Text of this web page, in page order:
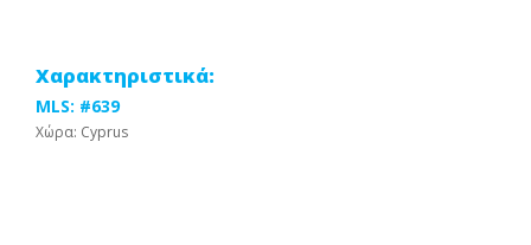
Χαρακτηριστικά:
MLS: #639
Χώρα: Cyprus